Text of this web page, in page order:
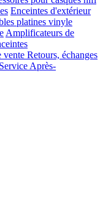
Enceintes d'extérieur
platines vinyle
Amplificateurs de
vente Retours, échanges
Après-